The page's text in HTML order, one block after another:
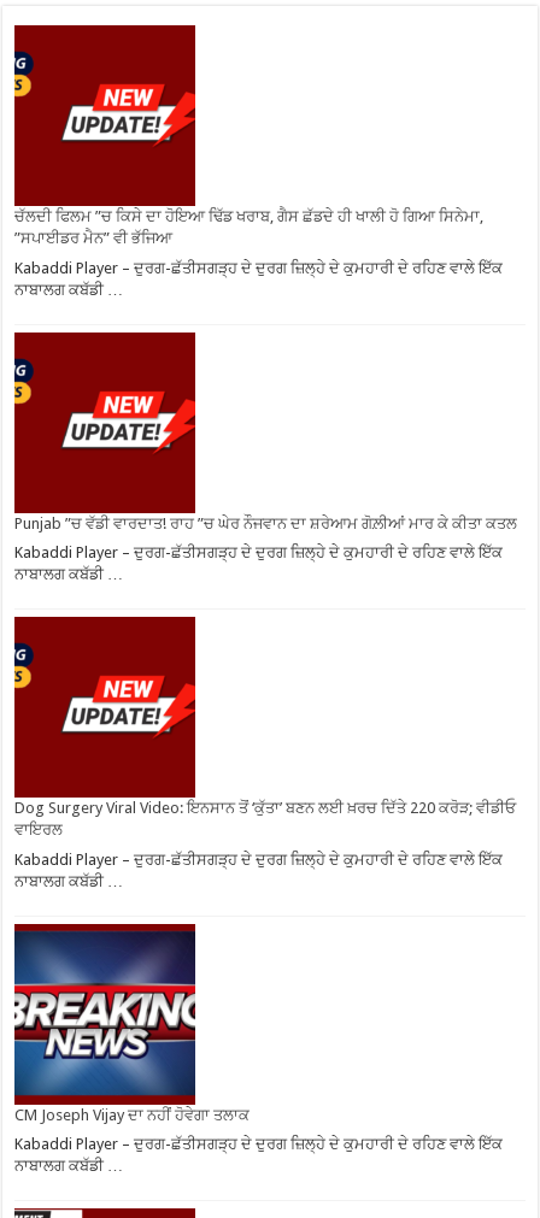
ਚੱਲਦੀ ਫਿਲਮ ”ਚ ਕਿਸੇ ਦਾ ਹੋਇਆ ਢਿੱਡ ਖਰਾਬ, ਗੈਸ ਛੱਡਦੇ ਹੀ ਖਾਲੀ ਹੋ ਗਿਆ ਸਿਨੇਮਾ,
”ਸਪਾਈਡਰ ਮੈਨ” ਵੀ ਭੱਜਿਆ
Kabaddi Player – ਦੁਰਗ-ਛੱਤੀਸਗੜ੍ਹ ਦੇ ਦੁਰਗ ਜ਼ਿਲ੍ਹੇ ਦੇ ਕੁਮਹਾਰੀ ਦੇ ਰਹਿਣ ਵਾਲੇ ਇੱਕ
ਨਾਬਾਲਗ ਕਬੱਡੀ …
Punjab ”ਚ ਵੱਡੀ ਵਾਰਦਾਤ! ਰਾਹ ”ਚ ਘੇਰ ਨੌਜਵਾਨ ਦਾ ਸ਼ਰੇਆਮ ਗੋਲ਼ੀਆਂ ਮਾਰ ਕੇ ਕੀਤਾ ਕਤਲ
Kabaddi Player – ਦੁਰਗ-ਛੱਤੀਸਗੜ੍ਹ ਦੇ ਦੁਰਗ ਜ਼ਿਲ੍ਹੇ ਦੇ ਕੁਮਹਾਰੀ ਦੇ ਰਹਿਣ ਵਾਲੇ ਇੱਕ
ਨਾਬਾਲਗ ਕਬੱਡੀ …
Dog Surgery Viral Video: ਇਨਸਾਨ ਤੋਂ ‘ਕੁੱਤਾ’ ਬਣਨ ਲਈ ਖ਼ਰਚ ਦਿੱਤੇ 220 ਕਰੋੜ; ਵੀਡੀਓ
ਵਾਇਰਲ
Kabaddi Player – ਦੁਰਗ-ਛੱਤੀਸਗੜ੍ਹ ਦੇ ਦੁਰਗ ਜ਼ਿਲ੍ਹੇ ਦੇ ਕੁਮਹਾਰੀ ਦੇ ਰਹਿਣ ਵਾਲੇ ਇੱਕ
ਨਾਬਾਲਗ ਕਬੱਡੀ …
CM Joseph Vijay ਦਾ ਨਹੀਂ ਹੋਵੇਗਾ ਤਲਾਕ
Kabaddi Player – ਦੁਰਗ-ਛੱਤੀਸਗੜ੍ਹ ਦੇ ਦੁਰਗ ਜ਼ਿਲ੍ਹੇ ਦੇ ਕੁਮਹਾਰੀ ਦੇ ਰਹਿਣ ਵਾਲੇ ਇੱਕ
ਨਾਬਾਲਗ ਕਬੱਡੀ …